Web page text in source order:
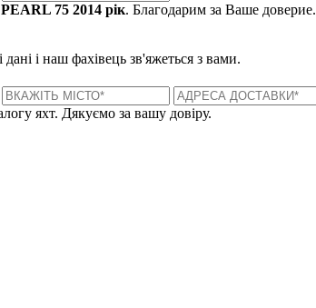
PEARL 75 2014 рік. Благодарим за Ваше доверие.
і наш фахівець зв'яжеться з вами.
яхт. Дякуємо за вашу довіру.